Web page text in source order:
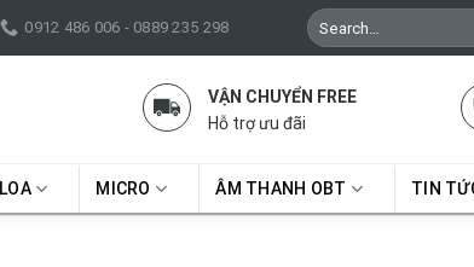
0912 486 006 - 0889 235 298
Search
for:
VẬN CHUYỂN FREE
Hỗ trợ ưu đãi
LOA MICRO ÂM THANH OBT TIN